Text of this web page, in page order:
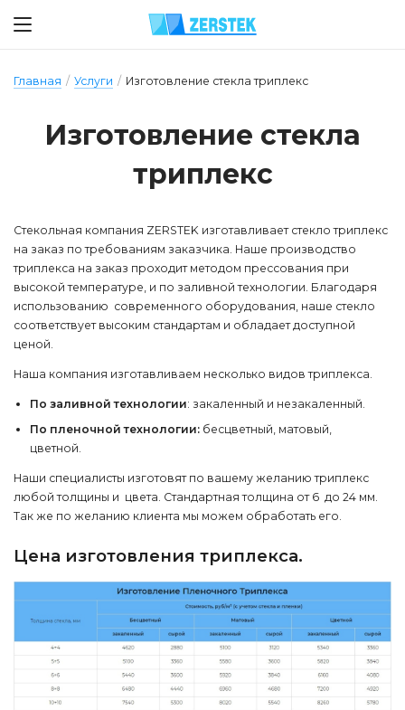
Главная / Услуги / Изготовление стекла триплекс
Из­го­тов­ле­ние стек­ла
трип­лекс
Стекольная компания ZERSTEK изготавливает стекло триплекс
на заказ по требованиям заказчика. Наше производство
триплекса на заказ проходит методом прессования при
высокой температуре, и по заливной технологии. Благодаря
использованию современного оборудования, наше стекло
соответствует высоким стандартам и обладает доступной
ценой.
Наша компания изготавливаем несколько видов триплекса.
По заливной технологии: закаленный и незакаленный.
По пленочной технологии: бесцветный, матовый,
цветной.
Наши специалисты изготовят по вашему желанию триплекс
любой толщины и цвета. Стандартная толщина от 6 до 24 мм.
Так же по желанию клиента мы можем обработать его.
Цена изготовления триплекса.